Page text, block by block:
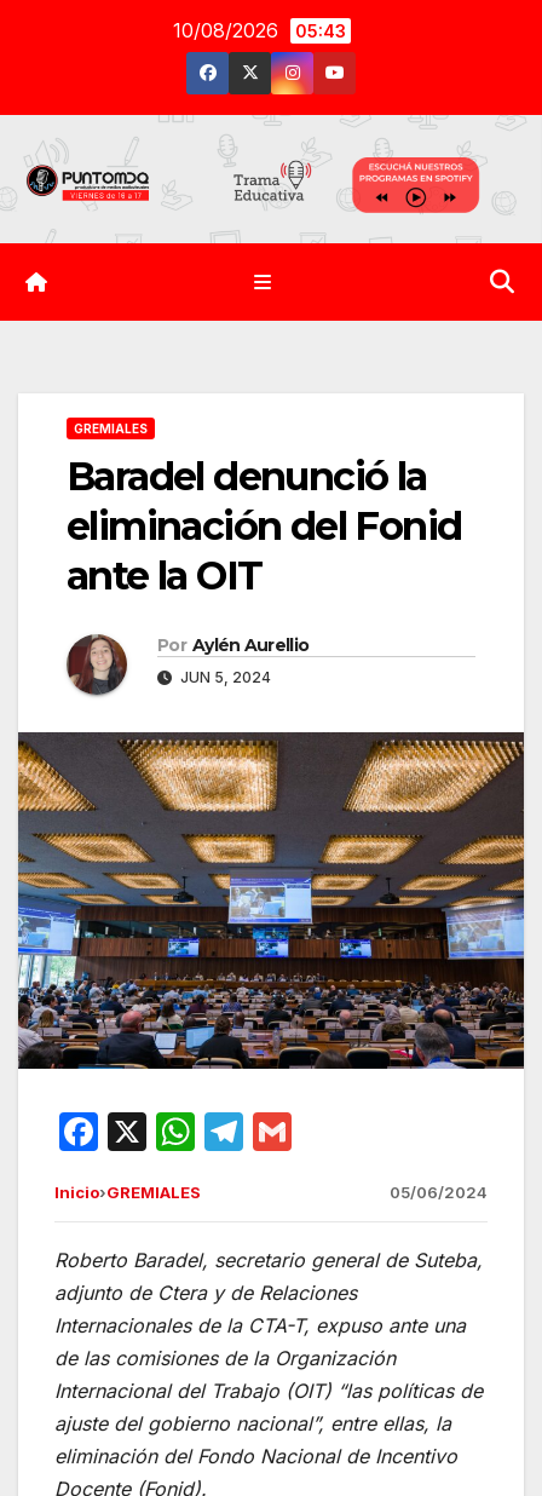
10/08/2026 05:43
GREMIALES
Baradel denunció la
eliminación del Fonid
ante la OIT
Por Aylén Aurellio
JUN 5, 2024
F
c
e
b
o
o
k
X
W
at
s
A
p
p
T
e
gr
a
m
ail
Inicio›GREMIALES 05/06/2024
Roberto Baradel, secretario general de Suteba,
adjunto de Ctera y de Relaciones
Internacionales de la CTA-T, expuso ante una
de las comisiones de la Organización
Internacional del Trabajo (OIT) “las políticas de
ajuste del gobierno nacional”, entre ellas, la
eliminación del Fondo Nacional de Incentivo
Docente (Fonid).